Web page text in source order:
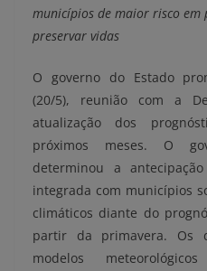
municípios de maior risco
preservar vidas
O governo do Estado
(20/5), reunião com a
atualização dos
próximos meses. O
determinou a
integrada com municípios
climáticos diante do
partir da primavera. Os
modelos